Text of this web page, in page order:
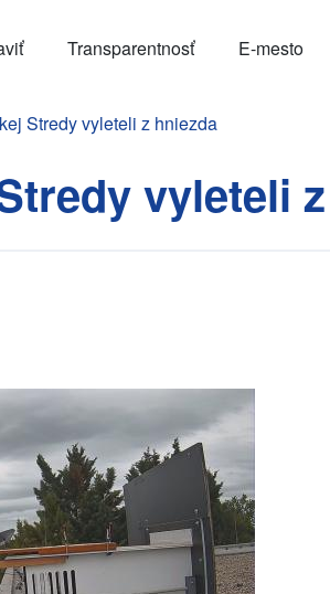
Transparentnosť E-mesto
Stredy vyleteli z hniezda
vyleteli